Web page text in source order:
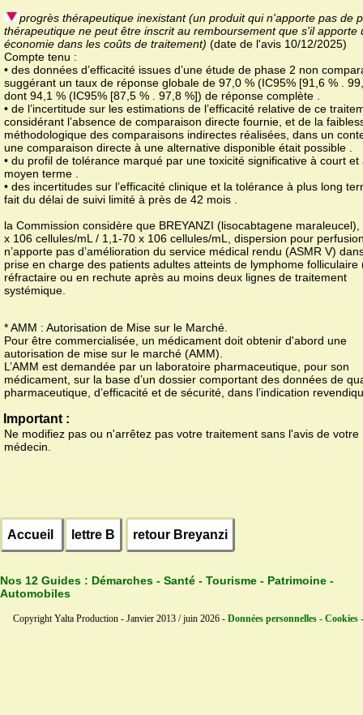
progrès thérapeutique inexistant (un produit qui n'apporte pas de
thérapeutique ne peut être inscrit au remboursement que s'il apporte
économie dans les coûts de traitement) (date de l'avis 10/12/2025)
Compte tenu :
• des données d’efficacité issues d’une étude de phase 2 non
suggérant un taux de réponse globale de 97,0 % (IC95% [91,6 % .
dont 94,1 % (IC95% [87,5 % . 97,8 %]) de réponse complète .
• de l’incertitude sur les estimations de l’efficacité relative de ce
considérant l’absence de comparaison directe fournie, et de la
méthodologique des comparaisons indirectes réalisées, dans un
une comparaison directe à une alternative disponible était possible .
• du profil de tolérance marqué par une toxicité significative à court et
moyen terme .
• des incertitudes sur l’efficacité clinique et la tolérance à plus long
fait du délai de suivi limité à près de 42 mois .
la Commission considère que BREYANZI (lisocabtagene
x 106 cellules/mL / 1,1-70 x 106 cellules/mL, dispersion pour
n’apporte pas d’amélioration du service médical rendu (ASMR V)
prise en charge des patients adultes atteints de lymphome folliculaire
réfractaire ou en rechute après au moins deux lignes de traitement
systémique.
* AMM : Autorisation de Mise sur le Marché.
Pour être commercialisée, un médicament doit obtenir d'abord une
autorisation de mise sur le marché (AMM).
L’AMM est demandée par un laboratoire pharmaceutique, pour son
médicament, sur la base d’un dossier comportant des données de
pharmaceutique, d’efficacité et de sécurité, dans l’indication
Important :
Ne modifiez pas ou n'arrêtez pas votre traitement sans l'avis de votre
médecin.
Accueil lettre B retour Breyanzi
Nos 12 Guides : Démarches - Santé - Tourisme - Patrimoine -
Automobiles
Copyright Yalta Production - Janvier 2013 / juin 2026 - Données personnelles - Cookies